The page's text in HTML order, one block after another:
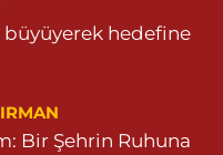
büyüyerek hedefine
Bir Şehrin Ruhuna